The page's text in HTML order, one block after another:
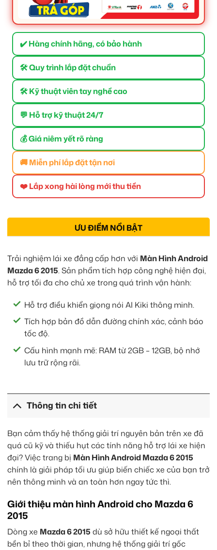
✔️ Hàng chính hãng, có bảo hành
🛠 Quy trình lắp đặt chuẩn
🛠 Kỹ thuật viên tay nghề cao
💬 Hỗ trợ kỹ thuật 24/7
💰 Giá niêm yết rõ ràng
🚚 Miễn phí lắp đặt tận nơi
❤️ Lắp xong hài lòng mới thu tiền
ƯU ĐIỂM NỔI BẬT
Trải nghiệm lái xe đẳng cấp hơn với Màn Hình Android
Mazda 6 2015. Sản phẩm tích hợp công nghệ hiện đại,
hỗ trợ tối đa cho chủ xe trong quá trình vận hành:
Hỗ trợ điều khiển giọng nói AI Kiki thông minh.
Tích hợp bản đồ dẫn đường chính xác, cảnh báo
tốc độ.
Cấu hình mạnh mẽ: RAM từ 2GB – 12GB, bộ nhớ
lưu trữ rộng rãi.
Thông tin chi tiết
Bạn cảm thấy hệ thống giải trí nguyên bản trên xe đã
quá cũ kỹ và thiếu hụt các tính năng hỗ trợ lái xe hiện
đại? Việc trang bị Màn Hình Android Mazda 6 2015
chính là giải pháp tối ưu giúp biến chiếc xe của bạn trở
nên thông minh và an toàn hơn ngay tức thì.
Giới thiệu màn hình Android cho Mazda 6
2015
Dòng xe Mazda 6 2015 dù sở hữu thiết kế ngoại thất
bền bỉ theo thời gian, nhưng hệ thống giải trí gốc